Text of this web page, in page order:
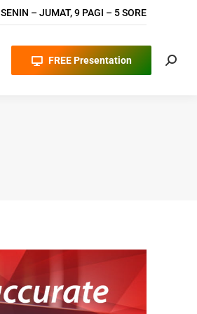
SENIN – JUMAT, 9 PAGI – 5 SORE
FREE Presentation